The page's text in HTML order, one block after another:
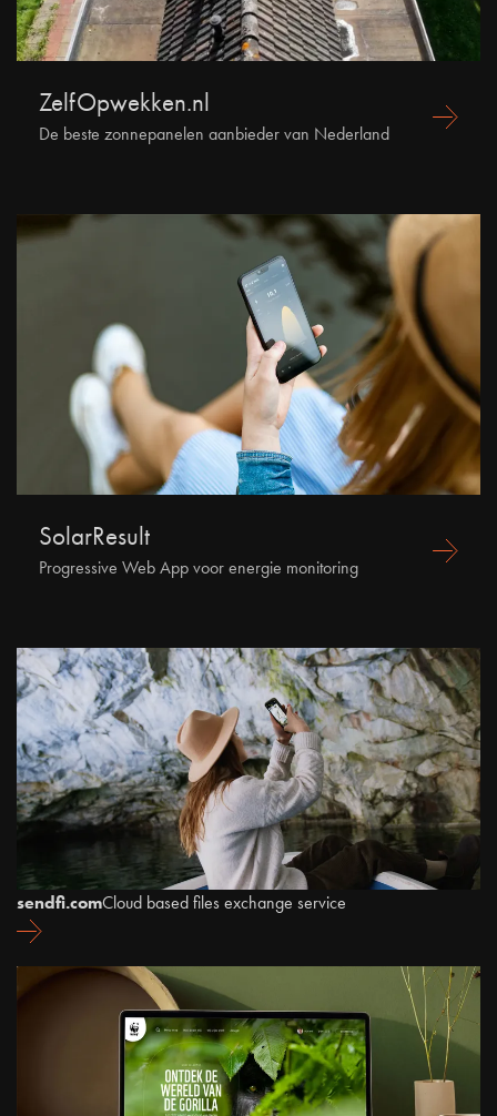
ZelfOpwekken.nl
De beste zonnepanelen aanbieder van Nederland
SolarResult
Progressive Web App voor energie monitoring
sendfi.comCloud based files exchange service